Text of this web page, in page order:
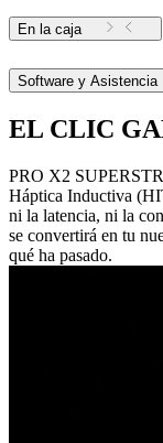
En la caja
Software y Asistencia
EL CLIC
PRO X2
Háptica Inductiva
ni la latencia, ni la
se convertirá en tu
qué ha pasado.